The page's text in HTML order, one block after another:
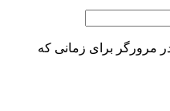
مرورگر برای زمانی که